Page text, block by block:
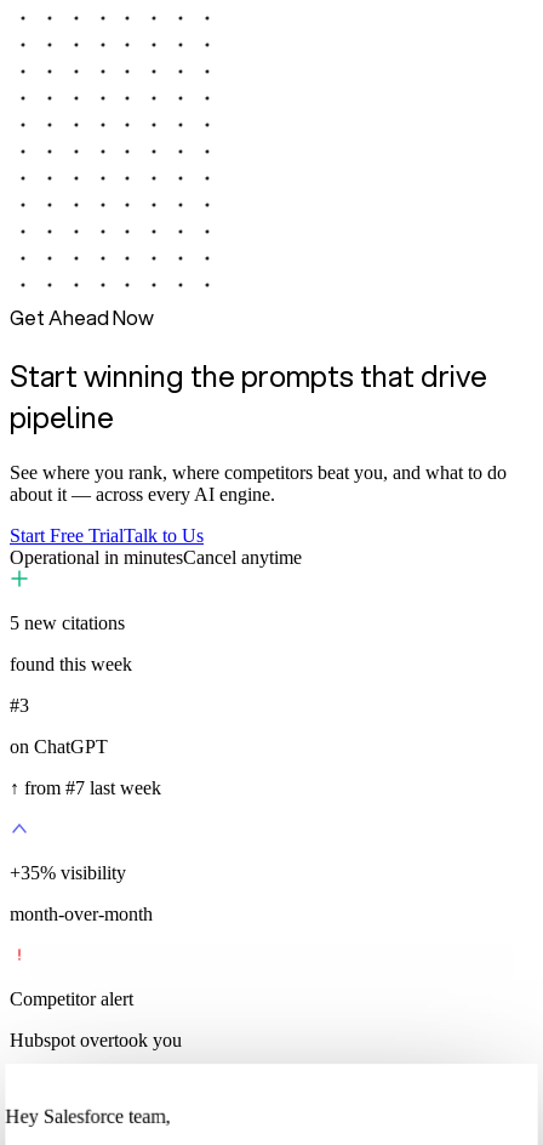
Get Ahead Now
Start winning the prompts that drive
pipeline
See where you rank, where competitors beat you, and what to do
about it — across every AI engine.
Start Free TrialTalk to Us
Operational in minutesCancel anytime
5 new citations
found this week
#3
on ChatGPT
↑ from #7 last week
+35% visibility
month-over-month
Competitor alert
Hubspot overtook you
Hey Salesforce team,